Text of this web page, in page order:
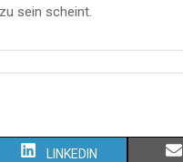
sein scheint.
LINKEDIN